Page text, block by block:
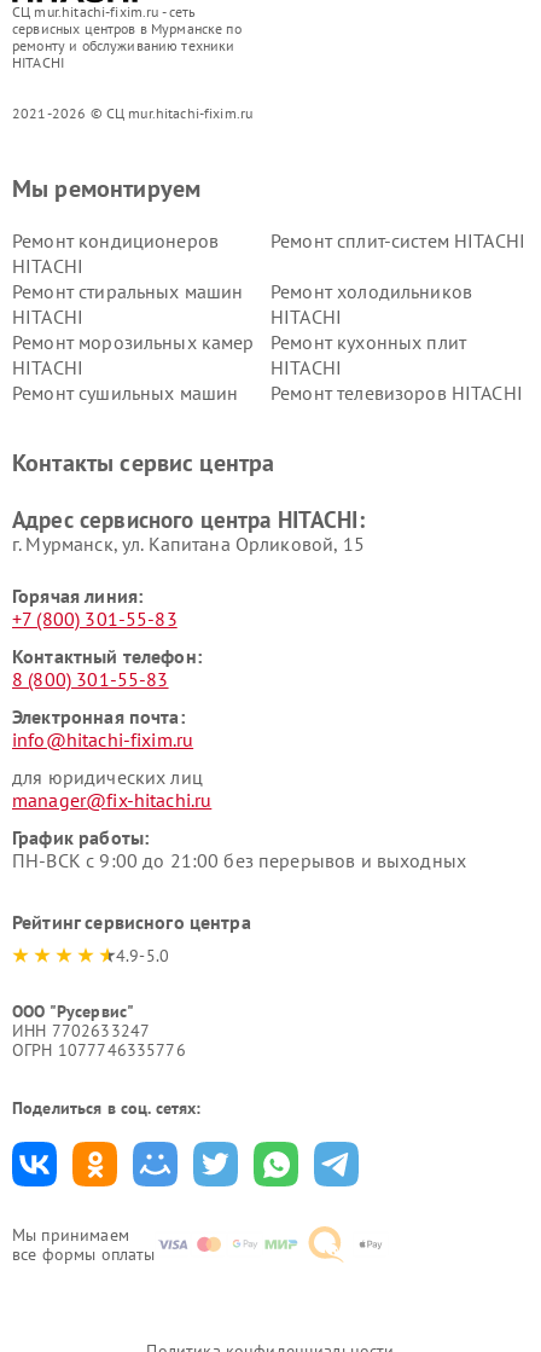
СЦ mur.hitachi-fixim.ru - сеть
сервисных центров в Мурманске по
ремонту и обслуживанию техники
HITACHI
2021-2026 © СЦ mur.hitachi-fixim.ru
Мы принимаем
все формы оплаты
Мы ремонтируем
Ремонт кондиционеров
HITACHI
Ремонт сплит-систем HITACHI
Ремонт стиральных машин
HITACHI
Ремонт холодильников
HITACHI
Ремонт морозильных камер
HITACHI
Ремонт кухонных плит
HITACHI
Ремонт сушильных машин
Ремонт телевизоров HITACHI
данных HITACHI
HITACHI
HITACHI
HITACHI
Контакты сервис центра
Адрес сервисного центра HITACHI:
г. Мурманск, ул. Капитана Орликовой, 15
Горячая линия:
+7 (800) 301-55-83
Контактный телефон:
8 (800) 301-55-83
Электронная почта:
info@hitachi-fixim.ru
для юридических лиц
manager@fix-hitachi.ru
График работы:
ПН-ВСК с 9:00 до 21:00 без перерывов и выходных
Рейтинг сервисного центра
4.9-5.0
ООО "Русервис"
ИНН 7702633247
ОГРН 1077746335776
Поделиться в соц. сетях: